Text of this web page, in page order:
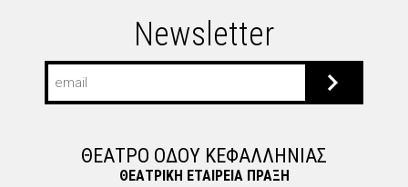
Newsletter
ΘΕΑΤΡΟ ΟΔΟΥ ΚΕΦΑΛΛΗΝΙΑΣ
ΘΕΑΤΡΙΚΗ ΕΤΑΙΡΕΙΑ ΠΡΑΞΗ